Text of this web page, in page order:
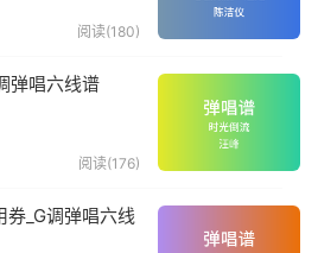
阅读(180)
弹唱六线谱
阅读(176)
_G调弹唱六线